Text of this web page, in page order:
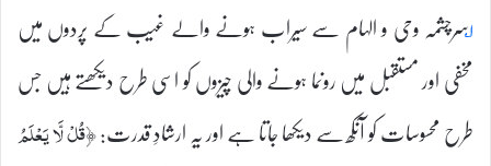
۱؂سرچشمہ وحی و الہام سے سیراب ہونے والے غیب کے پردوں میں
مخفی اور مستقبل میں رونما ہونے والی چیزوں کو اسی طرح دیکھتے ہیں جس
طرح محسوسات کو آنکھ سے دیکھا جاتا ہے اور یہ ارشادِ قدرت:﴿قُلْ لَّا يَعْلَمُ